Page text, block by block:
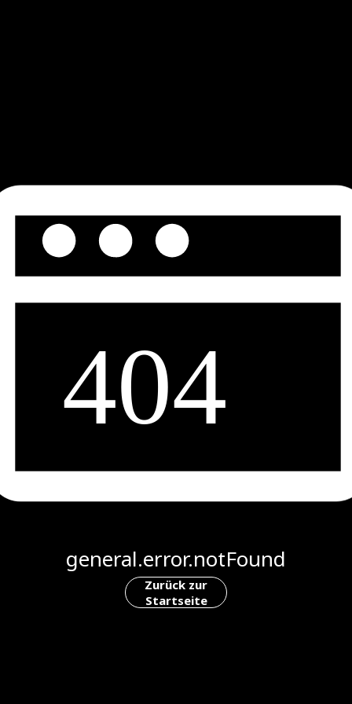
general.error.notFound
Zurück zur
Startseite